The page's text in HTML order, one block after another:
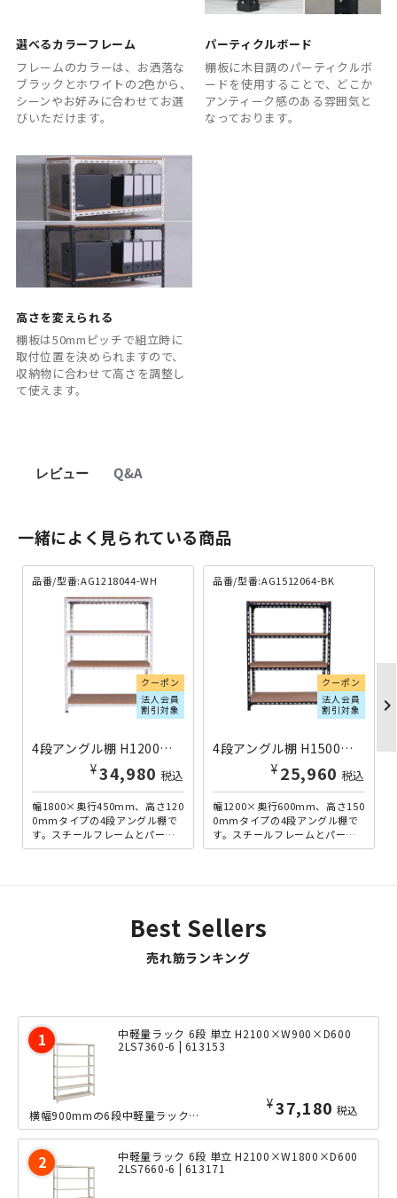
選べるカラーフレーム
フレームのカラーは、お洒落な
ブラックとホワイトの2色から、
シーンやお好みに合わせてお選
びいただけます。
パーティクルボード
棚板に木目調のパーティクルボ
ードを使用することで、どこか
アンティーク感のある雰囲気と
なっております。
高さを変えられる
棚板は50mmピッチで組立時に
取付位置を決められますので、
収納物に合わせて高さを調整し
て使えます。
レビュー Q&A
一緒によく見られている商品
品番/型番:AG1218044-WH
クーポン
法人会員
割引対象
4段アングル棚 H1200×W1800×D450 ホワイト AG1218044-WH | 221322
¥34,980 税込
幅1800×奥行450mm、高さ120
0mmタイプの4段アングル棚で
す。スチールフレームとパーテ
ィクルボードを組み合わせた、
品番/型番:AG1512064-BK
クーポン
法人会員
割引対象
4段アングル棚 H1500×W1200×D600 ブラック AG1512064-BK | 221149
¥ 25,960 税込
幅1200×奥行600mm、高さ150
0mmタイプの4段アングル棚で
す。スチールフレームとパーテ
ィクルボードを組み合わせた、
chevron_right
Best Sellers
売れ筋ランキング
中軽量ラック 6段 単立 H2100×W900×D600
2LS7360-6 | 613153
¥37,180 税込
横幅900mmの6段中軽量ラックの、奥行きたっぷりな600mmタイプ。ボルトレス...
中軽量ラック 6段 単立 H2100×W1800×D600
2LS7660-6 | 613171